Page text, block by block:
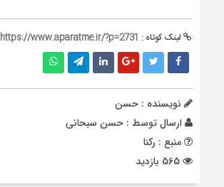
لینک کوتاه : https://www.aparatme.ir/?p=2731
نویسنده : حسن
ارسال توسط : حسن سبحانی
منبع : رکنا